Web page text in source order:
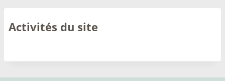
Activités du site